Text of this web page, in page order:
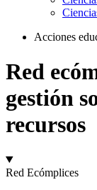
Acciones
Red
gestión
recursos
Red Ecómplices